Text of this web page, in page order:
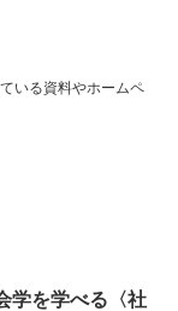
いる資料やホームペ
学を学べる〈社